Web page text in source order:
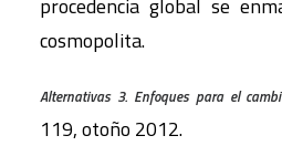
procedencia global se
cosmopolita.
Alternativas 3. Enfoques para el
119, otoño 2012.